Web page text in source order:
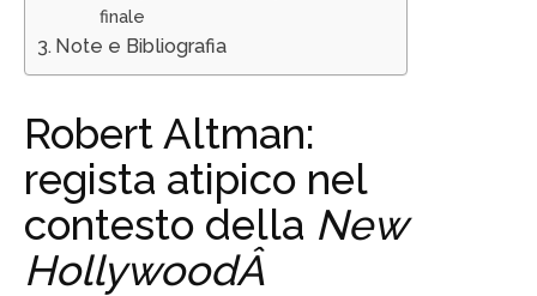
finale
Note e Bibliografia
Robert Altman:
regista atipico nel
contesto della New
HollywoodÂ